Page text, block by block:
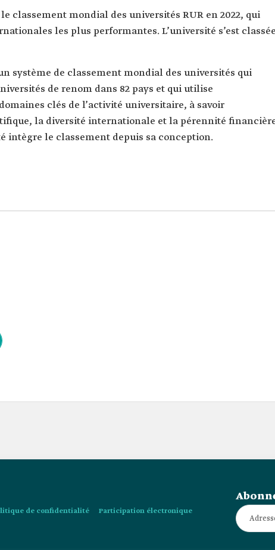
classement mondial des universités RUR en 2022, qui
les plus performantes. L’université s’est
système de classement mondial des universités qui
de renom dans 82 pays et qui utilise
clés de l’activité universitaire, à savoir
la diversité internationale et la pérennité
intègre le classement depuis sa conception.
de confidentialité
Participation électronique